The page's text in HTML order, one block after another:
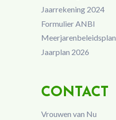
Jaarrekening 2024
Formulier ANBI
Meerjarenbeleidsplan
Jaarplan 2026
CONTACT
Vrouwen van Nu